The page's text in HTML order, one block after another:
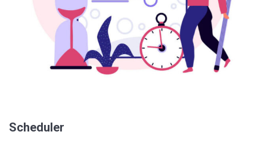
Scheduler